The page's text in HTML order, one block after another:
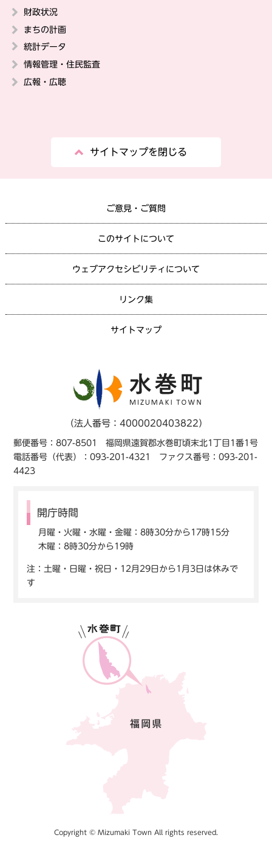
財政状況
まちの計画
統計データ
情報管理・住民監査
広報・広聴
サイトマップを閉じる
ご意見・ご質問
このサイトについて
ウェブアクセシビリティについて
リンク集
サイトマップ
（法人番号：4000020403822）
郵便番号：807-8501 福岡県遠賀郡水巻町頃末北1丁目1番1号
電話番号（代表）：093-201-4321 ファクス番号：093-201-
4423
開庁時間
月曜・火曜・水曜・金曜：8時30分から17時15分
木曜：8時30分から19時
注：土曜・日曜・祝日・12月29日から1月3日は休みで
す
Copyright © Mizumaki Town All rights reserved.